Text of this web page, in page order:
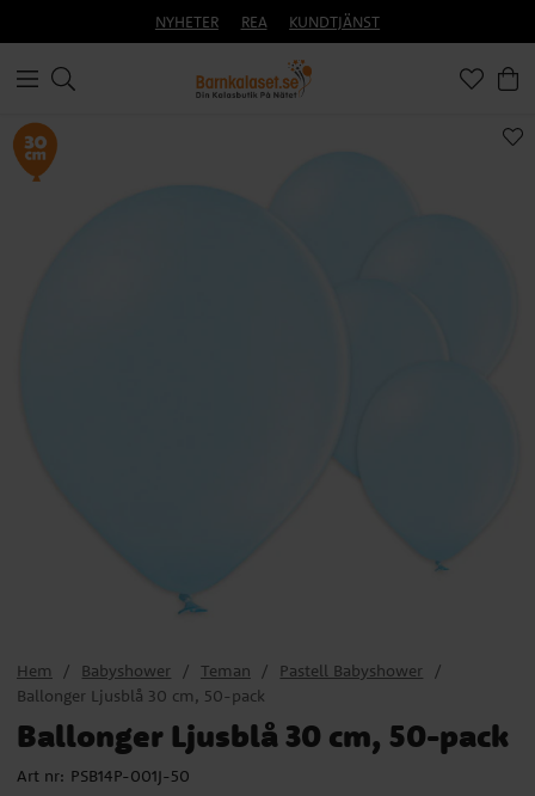
NYHETER REA KUNDTJÄNST
Hem Babyshower Teman
Pastell Babyshower
Ballonger Ljusblå 30 cm, 50-pack
Ballonger Ljusblå 30 cm, 50-pack
Art nr: PSB14P-001J-50